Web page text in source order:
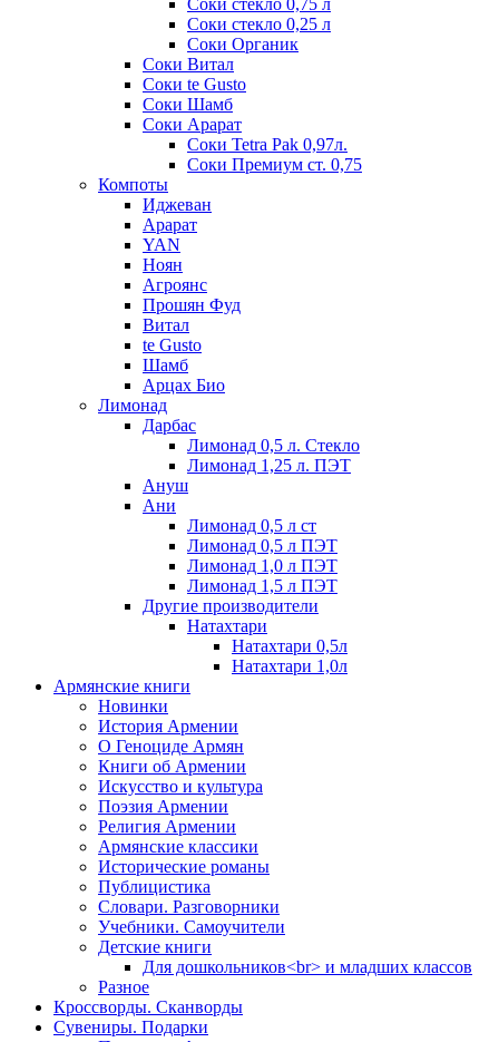
Соки стекло 0,75 л
Соки стекло 0,25 л
Соки Органик
Соки Витал
Соки te Gusto
Соки Шамб
Соки Арарат
Соки Tetra Pak 0,97л.
Соки Премиум ст. 0,75
Компоты
Иджеван
Арарат
YAN
Ноян
Агроянс
Прошян Фуд
Витал
te Gusto
Шамб
Арцах Био
Лимонад
Дарбас
Лимонад 0,5 л. Стекло
Лимонад 1,25 л. ПЭТ
Ануш
Ани
Лимонад 0,5 л ст
Лимонад 0,5 л ПЭТ
Лимонад 1,0 л ПЭТ
Лимонад 1,5 л ПЭТ
Другие производители
Натахтари
Натахтари 0,5л
Натахтари 1,0л
Армянские книги
Новинки
История Армении
О Геноциде Армян
Книги об Армении
Иcкусство и культура
Поэзия Армении
Религия Армении
Армянские классики
Исторические романы
Публицистика
Словари. Разговорники
Учебники. Самоучители
Детские книги
Для дошкольников<br> и младших классов
Разное
Кроссворды. Сканворды
Сувениры. Подарки